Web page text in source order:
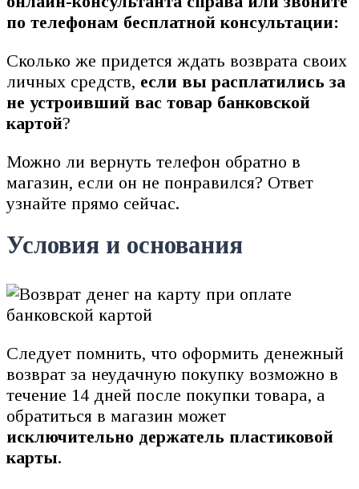
по телефонам бесплатной консультации:
Сколько же придется ждать возврата своих
личных средств, если вы расплатились за
не устроивший вас товар банковской
картой?
Можно ли вернуть телефон обратно в
магазин, если он не понравился? Ответ
узнайте прямо сейчас.
Условия и основания
Следует помнить, что оформить денежный
возврат за неудачную покупку возможно в
течение 14 дней после покупки товара, а
обратиться в магазин может
исключительно держатель пластиковой
карты.